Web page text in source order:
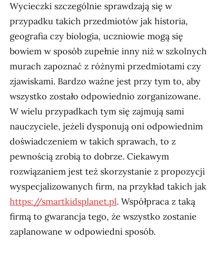
Wycieczki szczególnie sprawdzają się w
przypadku takich przedmiotów jak historia,
geografia czy biologia, uczniowie mogą się
bowiem w sposób zupełnie inny niż w szkolnych
murach zapoznać z różnymi przedmiotami czy
zjawiskami. Bardzo ważne jest przy tym to, aby
wszystko zostało odpowiednio zorganizowane.
W wielu przypadkach tym się zajmują sami
nauczyciele, jeżeli dysponują oni odpowiednim
doświadczeniem w takich sprawach, to z
pewnością zrobią to dobrze. Ciekawym
rozwiązaniem jest też skorzystanie z propozycji
wyspecjalizowanych firm, na przykład takich jak
https://smartkidsplanet.pl. Współpraca z taką
firmą to gwarancja tego, że wszystko zostanie
zaplanowane w odpowiedni sposób.